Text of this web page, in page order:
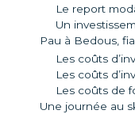
Le report
Un
Pau à Bedous,
Les coûts
Les coûts
Les coûts de
Une journée au